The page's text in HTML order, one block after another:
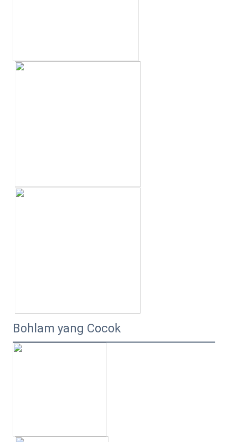
Bohlam yang Cocok